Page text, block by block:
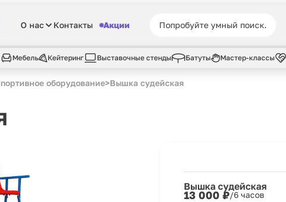
О нас Контакты Акции
Мебель Кейтеринг Выставочные стенды Батуты Мастер-классы
оборудование>Вышка судейская
Вышка судейская
13 000 ₽/6 часов